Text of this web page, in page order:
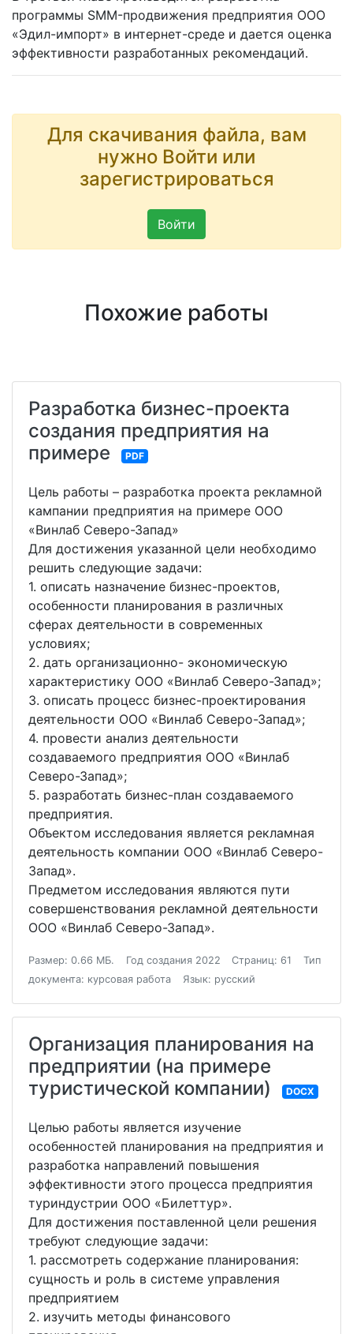
программы SMM-продвижения предприятия ООО
«Эдил-импорт» в интернет-среде и дается оценка
эффективности разработанных рекомендаций.
Для скачивания файла, вам
нужно Войти или
зарегистрироваться
Войти
Похожие работы
Разработка бизнес-проекта
создания предприятия на
примере
PDF
Цель работы – разработка проекта рекламной
кампании предприятия на примере ООО
«Винлаб Северо-Запад»
Для достижения указанной цели необходимо
решить следующие задачи:
1. описать назначение бизнес-проектов,
особенности планирования в различных
сферах деятельности в современных
условиях;
2. дать организационно- экономическую
характеристику ООО «Винлаб Северо-Запад»;
3. описать процесс бизнес-проектирования
деятельности ООО «Винлаб Северо-Запад»;
4. провести анализ деятельности
создаваемого предприятия ООО «Винлаб
Северо-Запад»;
5. разработать бизнес-план создаваемого
предприятия.
Объектом исследования является рекламная
деятельность компании ООО «Винлаб Северо-
Запад».
Предметом исследования являются пути
совершенствования рекламной деятельности
ООО «Винлаб Северо-Запад».
Размер: 0.66 МБ. Год создания 2022 Страниц: 61
Тип
документа: курсовая работа
Язык: русский
Организация планирования на
предприятии (на примере
туристической компании)
DOCX
Целью работы является изучение
особенностей планирования на предприятия и
разработка направлений повышения
эффективности этого процесса предприятия
туриндустрии ООО «Билеттур».
Для достижения поставленной цели решения
требуют следующие задачи:
1. рассмотреть содержание планирования:
сущность и роль в системе управления
предприятием
2. изучить методы финансового